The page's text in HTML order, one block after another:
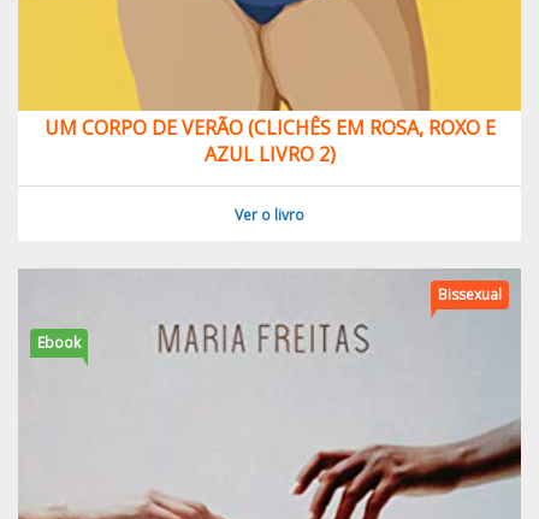
UM CORPO DE VERÃO (CLICHÊS EM ROSA, ROXO E
AZUL LIVRO 2)
Ver o livro
Ebook
Bissexual